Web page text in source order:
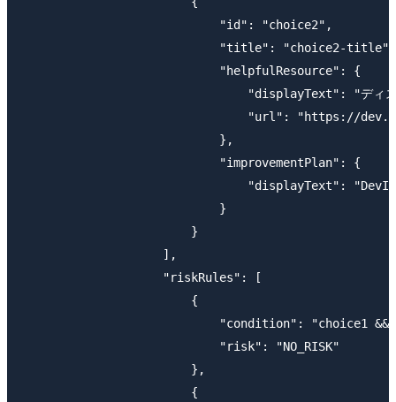
                            "id": "choice2",
                            "title": "choice2-title",
                            "helpfulResource": {
"displayText": "ディス
"url": "https://
                            },
                            "improvementPlan": {
"displayText": "DevIO
                            }
                        }
                    ],
                    "riskRules": [
                        {
"condition": "choice1 &&
                            "risk": "NO_RISK"
                        },
                        {